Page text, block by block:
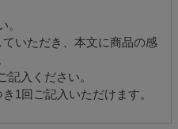
。
いただき、本文に商品の感
記入ください。
1回ご記入いただけます。